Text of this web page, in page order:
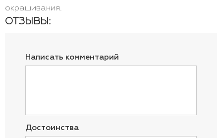
окрашивания.
ОТЗЫВЫ:
Написать комментарий
Достоинства